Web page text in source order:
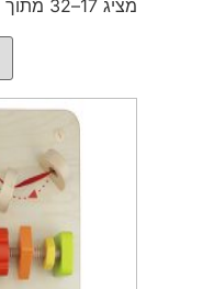
מציג 17–32 מתוך 45 תוצאות